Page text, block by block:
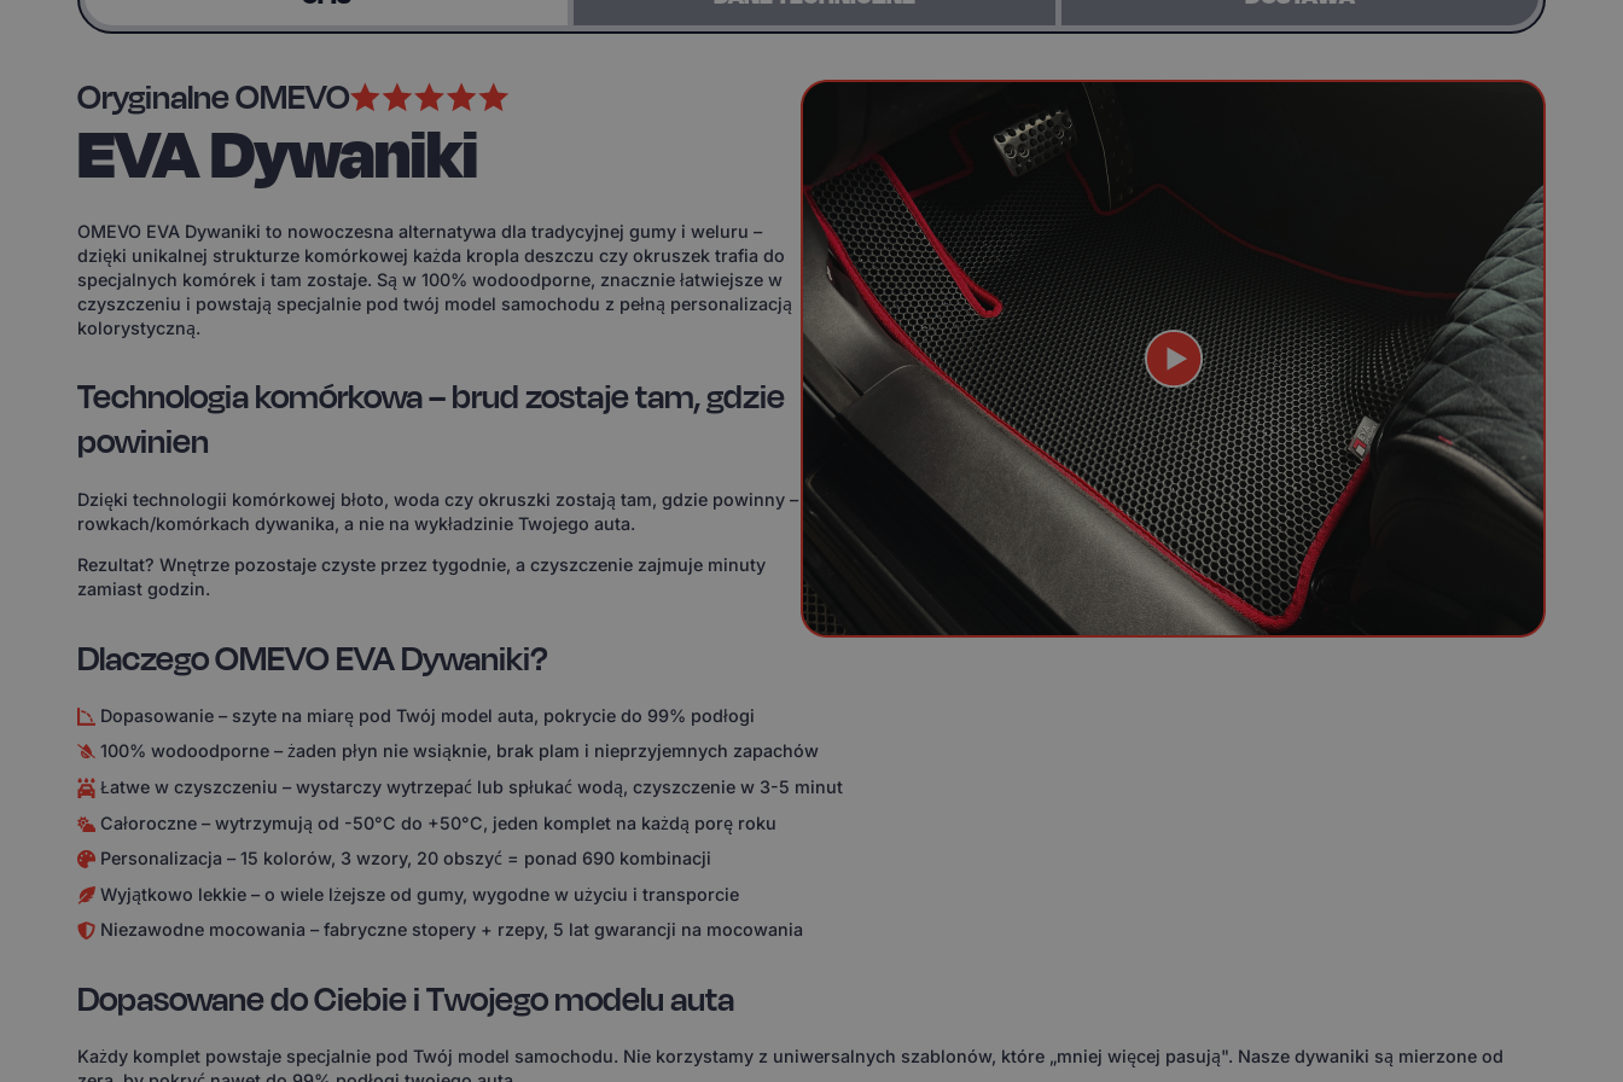
Oryginalne OMEVO
EVA Dywaniki
OMEVO EVA Dywaniki to nowoczesna alternatywa dla tradycyjnej gumy i weluru –
dzięki unikalnej strukturze komórkowej każda kropla deszczu czy okruszek trafia do
specjalnych komórek i tam zostaje. Są w 100% wodoodporne, znacznie łatwiejsze w
czyszczeniu i powstają specjalnie pod twój model samochodu z pełną personalizacją
kolorystyczną.
Technologia komórkowa – brud zostaje tam, gdzie
powinien
Dzięki technologii komórkowej błoto, woda czy okruszki zostają tam, gdzie powinny –
rowkach/komórkach dywanika, a nie na wykładzinie Twojego auta.
Rezultat? Wnętrze pozostaje czyste przez tygodnie, a czyszczenie zajmuje minuty
zamiast godzin.
Dlaczego OMEVO EVA Dywaniki?
Dopasowanie – szyte na miarę pod Twój model auta, pokrycie do 99% podłogi
100% wodoodporne – żaden płyn nie wsiąknie, brak plam i nieprzyjemnych zapachów
Łatwe w czyszczeniu – wystarczy wytrzepać lub spłukać wodą, czyszczenie w 3-5 minut
Całoroczne – wytrzymują od -50°C do +50°C, jeden komplet na każdą porę roku
Personalizacja – 15 kolorów, 3 wzory, 20 obszyć = ponad 690 kombinacji
Wyjątkowo lekkie – o wiele lżejsze od gumy, wygodne w użyciu i transporcie
Niezawodne mocowania – fabryczne stopery + rzepy, 5 lat gwarancji na mocowania
Dopasowane do Ciebie i Twojego modelu auta
Każdy komplet powstaje specjalnie pod Twój model samochodu. Nie korzystamy z uniwersalnych szablonów, które „mniej więcej pasują". Nasze dywaniki są mierzone od